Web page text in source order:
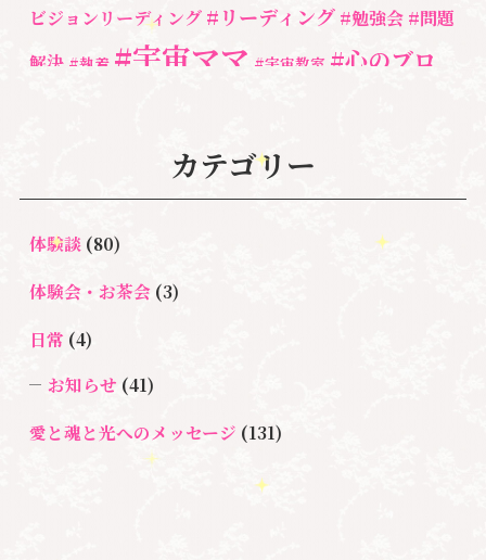
ビジョンリーディング #リーディング #勉強会 #問題
解決 #執着 #宇宙ママ #宇宙教室 #心のブロ
心のよりどころ 新着情報
＃アセンション ＃イヤーリーディング ＃エンジェルオラ
クルカード ＃ハイヤーセルフ
＃マインドブ
ロックバスター
バスター養成講座
カテゴリー
体験談(80)
体験会・お茶会(3)
日常 (4)
お知らせ (41)
愛と魂と光へのメッセージ (131)